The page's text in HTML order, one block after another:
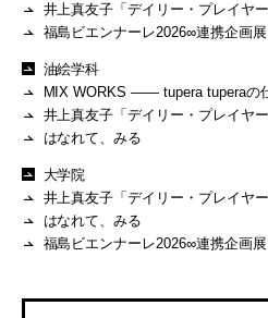
井上真友子「デイリー・プレイヤー
福島ビエンナーレ2026∞連携企画展
油絵学科
MIX WORKS —— tupera tuperaの
井上真友子「デイリー・プレイヤー
はなれて、みる
大学院
井上真友子「デイリー・プレイヤー
はなれて、みる
福島ビエンナーレ2026∞連携企画展